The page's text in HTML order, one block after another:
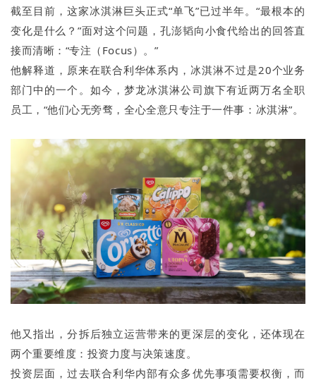
截至目前，这家冰淇淋巨头正式“单飞”已过半年。“最根本的
变化是什么？”面对这个问题，孔澎韬向小食代给出的回答直
接而清晰：“专注（Focus）。”
他解释道，原来在联合利华体系内，冰淇淋不过是20个业务
部门中的一个。如今，梦龙冰淇淋公司旗下有近两万名全职
员工，“他们心无旁骛，全心全意只专注于一件事：冰淇淋”。
他又指出，分拆后独立运营带来的更深层的变化，还体现在
两个重要维度：投资力度与决策速度。
投资层面，过去联合利华内部有众多优先事项需要权衡，而